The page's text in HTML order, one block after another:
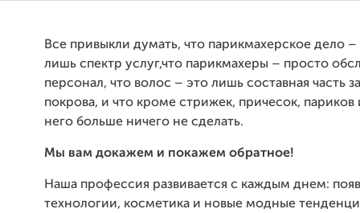
Все привыкли думать, что парикмахерское дело –
лишь спектр услуг,что парикмахеры – просто
персонал, что волос – это лишь составная часть
покрова, и что кроме стрижек, причесок,
него больше ничего не сделать.
Мы вам докажем и покажем обратное!
Наша профессия развивается с каждым днем:
технологии, косметика и новые модные